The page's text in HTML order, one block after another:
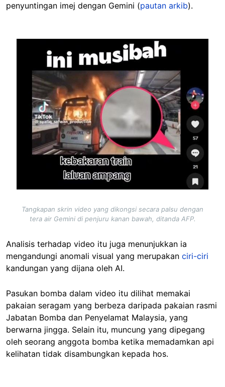
penyuntingan imej dengan Gemini (pautan arkib).
Tangkapan skrin video yang dikongsi secara palsu dengan
tera air Gemini di penjuru kanan bawah, ditanda AFP.
Analisis terhadap video itu juga menunjukkan ia
mengandungi anomali visual yang merupakan ciri-ciri
kandungan yang dijana oleh AI.
Pasukan bomba dalam video itu dilihat memakai
pakaian seragam yang berbeza daripada pakaian rasmi
Jabatan Bomba dan Penyelamat Malaysia, yang
berwarna jingga. Selain itu, muncung yang dipegang
oleh seorang anggota bomba ketika memadamkan api
kelihatan tidak disambungkan kepada hos.